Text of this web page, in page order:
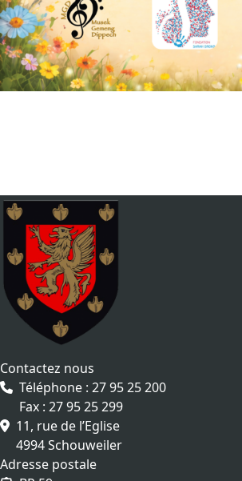
Contactez nous
Téléphone : 27 95 25 200
Fax : 27 95 25 299
11, rue de l’Eglise
4994 Schouweiler
Adresse postale